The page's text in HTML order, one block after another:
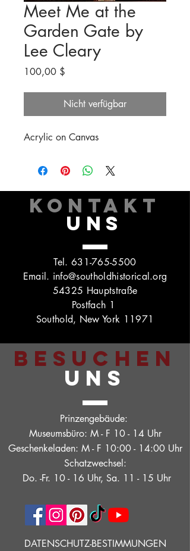
Meet Me at the
Garden Gate by
Lee Cleary
100,00 $
Nicht verfügbar
Acrylic on Canvas
KONTAKT
UNS
Tel. 631-765-5500
Email. info@southoldhistorical.org
54325 Hauptstraße
Postfach 1
Southold, New York 11971
BESUCHEN
UNS
Prinzengebäude:
Museumsbüro: M - F 10 - 14 Uhr
Geschenkeladen: M - F 10:00 - 14:00 Uhr
Schatzwechsel:
Do. -Fr. 10 - 16 Uhr, Sa. 11 - 15 Uhr
DATENSCHUTZ-BESTIMMUNGEN